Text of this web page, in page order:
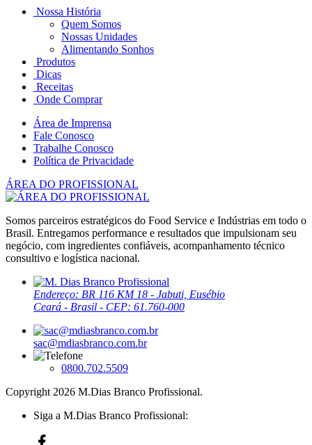
Nossa História
Quem Somos
Nossas Unidades
Alimentando Sonhos
Produtos
Dicas
Receitas
Onde Comprar
Área de Imprensa
Fale Conosco
Trabalhe Conosco
Política de Privacidade
ÁREA DO PROFISSIONAL
Somos parceiros estratégicos do Food Service e Indústrias em todo o
Brasil. Entregamos performance e resultados que impulsionam seu
negócio, com ingredientes confiáveis, acompanhamento técnico
consultivo e logística nacional.
Endereço: BR 116 KM 18 - Jabuti, Eusébio
Ceará - Brasil - CEP: 61.760-000
sac@mdiasbranco.com.br
0800.702.5509
Copyright 2026 M.Dias Branco Profissional.
Siga a M.Dias Branco Profissional: